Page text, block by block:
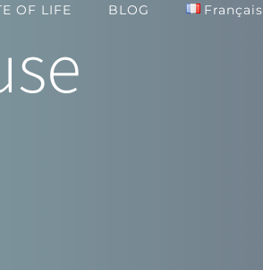
OF LIFE BLOG Français